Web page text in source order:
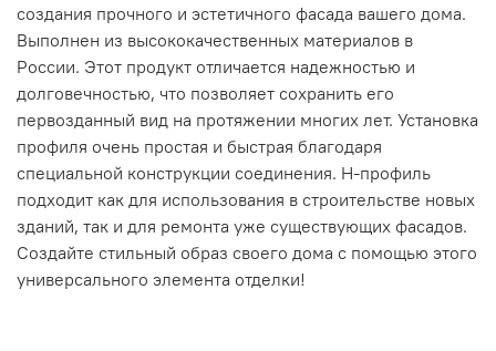
создания прочного и эстетичного фасада вашего дома.
Выполнен из высококачественных материалов в
России. Этот продукт отличается надежностью и
долговечностью, что позволяет сохранить его
первозданный вид на протяжении многих лет. Установка
профиля очень простая и быстрая благодаря
специальной конструкции соединения. Н-профиль
подходит как для использования в строительстве новых
зданий, так и для ремонта уже существующих фасадов.
Создайте стильный образ своего дома с помощью этого
универсального элемента отделки!